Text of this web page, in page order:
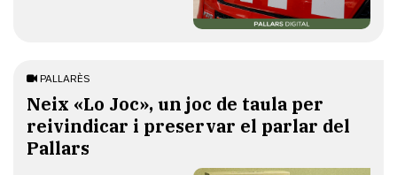
PALLARÈS
​Neix «Lo Joc», un joc de taula per
reivindicar i preservar el parlar del
Pallars